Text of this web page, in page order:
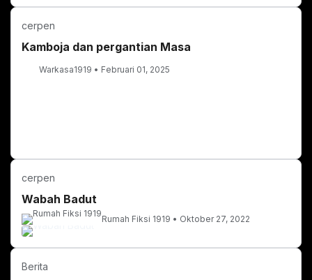
cerpen
Kamboja dan pergantian Masa
Warkasa1919 Februari 01, 2025
cerpen
Wabah Badut
Rumah Fiksi 1919 Oktober 27, 2022
Berita